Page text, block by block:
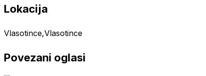
Lokacija
Vlasotince,Vlasotince
Povezani oglasi